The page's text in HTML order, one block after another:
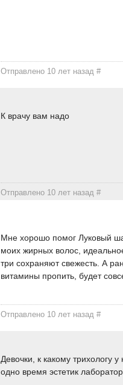
Отправлено 10 лет назад#
К врачу вам надо
Отправлено 10 лет назад#
Мне хорошо помог Луковый
моих жирных волос,
три сохраняют свежесть. А
витамины пропить, будет
Отправлено 10 лет назад#
Девочки, к какому трихологу
одно время эстетик